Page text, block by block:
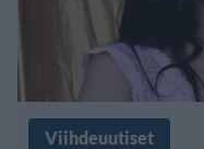
Viihdeuutiset